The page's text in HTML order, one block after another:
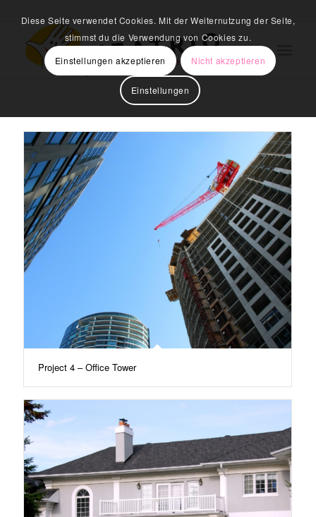
Project 4 – Office Tower
Diese Seite verwendet Cookies. Mit der Weiternutzung der Seite,
stimmst du die Verwendung von Cookies zu.
Einstellungen akzeptieren
Nicht akzeptieren
Einstellungen